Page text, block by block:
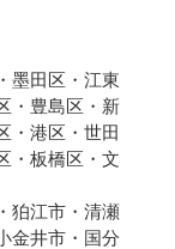
墨田区・江東
・豊島区・新
・港区・世田
・板橋区・文
狛江市・清瀬
金井市・国分